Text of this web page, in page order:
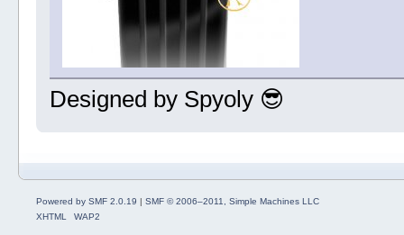
Designed by Spyoly 😎
Powered by SMF 2.0.19 | SMF © 2006–2011, Simple Machines LLC
XHTML
WAP2